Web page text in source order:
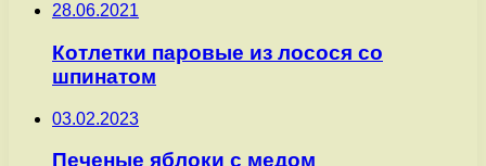
28.06.2021
Котлетки паровые из лосося со
шпинатом
03.02.2023
Печеные яблоки с медом